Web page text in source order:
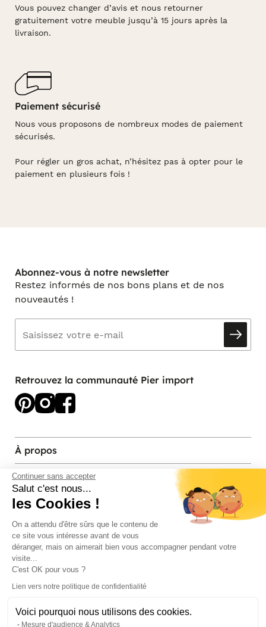
Continuer sans accepter
Salut c'est nous...
les Cookies !
On a attendu d'être sûrs que le contenu de
ce site vous intéresse avant de vous
déranger, mais on aimerait bien vous accompagner pendant votre
visite...
C'est OK pour vous ?
Lien vers notre politique de confidentialité
Voici pourquoi nous utilisons des cookies.
Mesure d'audience & Analytics
Vous pouvez changer d’avis et nous retourner
gratuitement votre meuble jusqu’à 15 jours après la
livraison.
Paiement sécurisé
Nous vous proposons de nombreux modes de paiement
sécurisés.
Pour régler un gros achat, n’hésitez pas à opter pour le
paiement en plusieurs fois !
Abonnez-vous à notre newsletter
Restez informés de nos bons plans et de nos
nouveautés !
Retrouvez la communauté Pier import
À propos
Services et contact
Magasins et Showrooms
Modes de paiement acceptés